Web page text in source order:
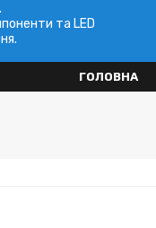
та LED
ГОЛОВНА